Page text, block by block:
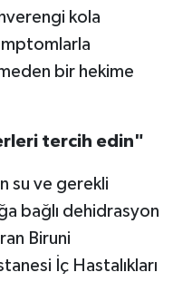
kola
bir hekime
tercih edin"
su ve gerekli
bağlı dehidrasyon
Biruni
İç Hastalıkları